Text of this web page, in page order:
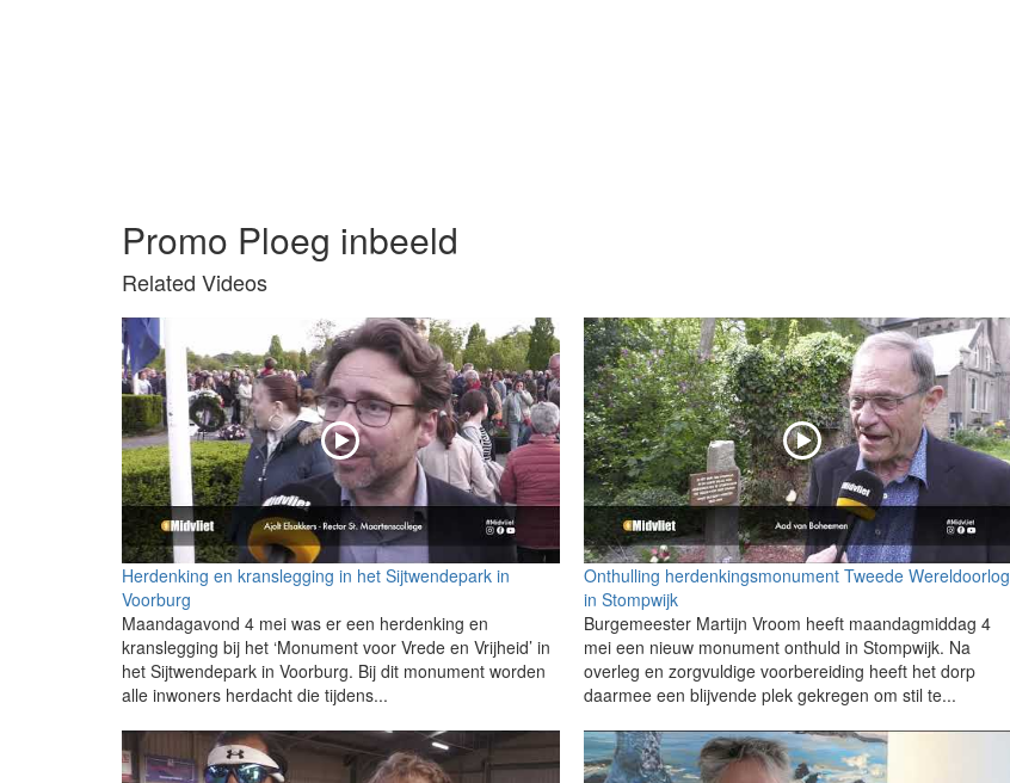
Promo Ploeg inbeeld
Related Videos
Herdenking en kranslegging in het Sijtwendepark in
Voorburg
Maandagavond 4 mei was er een herdenking en
kranslegging bij het ‘Monument voor Vrede en Vrijheid’ in
het Sijtwendepark in Voorburg. Bij dit monument worden
alle inwoners herdacht die tijdens...
Onthulling herdenkingsmonument Tweede Wereldoorlog
in Stompwijk
Burgemeester Martijn Vroom heeft maandagmiddag 4
mei een nieuw monument onthuld in Stompwijk. Na
overleg en zorgvuldige voorbereiding heeft het dorp
daarmee een blijvende plek gekregen om stil te...